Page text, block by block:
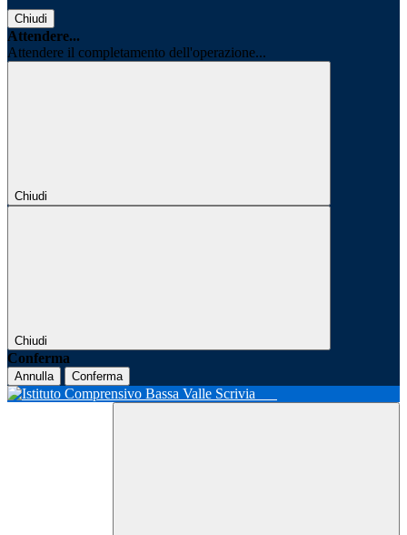
Chiudi
Attendere...
Attendere il completamento dell'operazione...
Chiudi
Chiudi
Conferma
Annulla Conferma